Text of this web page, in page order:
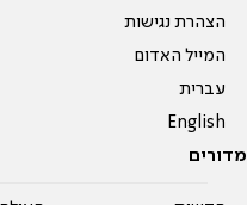
הצהרת נגישות
המייל האדום
עברית
English
מדורים